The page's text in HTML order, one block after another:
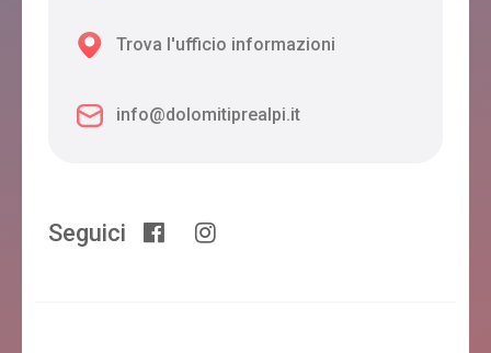
Trova l'ufficio informazioni
info@dolomitiprealpi.it
Seguici